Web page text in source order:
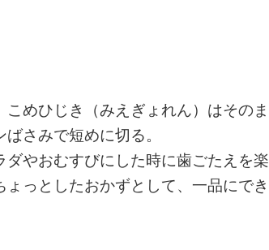
こめひじき（みえぎょれん）はそのま
さみで短めに切る。
やおむすびにした時に歯ごたえを楽
っとしたおかずとして、一品にでき